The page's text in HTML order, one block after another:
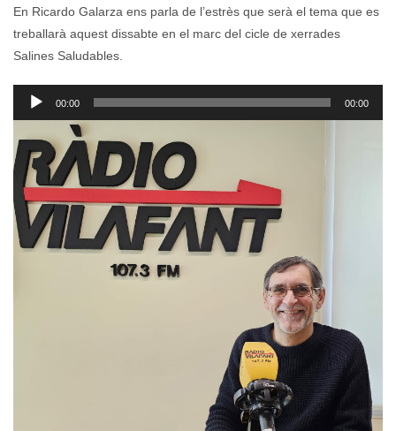
En Ricardo Galarza ens parla de l’estrès que serà el tema que es
treballarà aquest dissabte en el marc del cicle de xerrades
Salines Saludables.
Reproductor
d'àudio
00:00 00:00